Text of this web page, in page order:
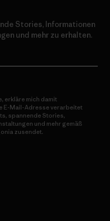
Stories, Informationen
und mehr zu erhalten.
erkläre mich damit
E-Mail-Adresse verarbeitet
spannende Stories,
und mehr gemäß
zusendet.